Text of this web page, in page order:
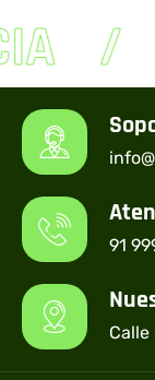
91
Calle